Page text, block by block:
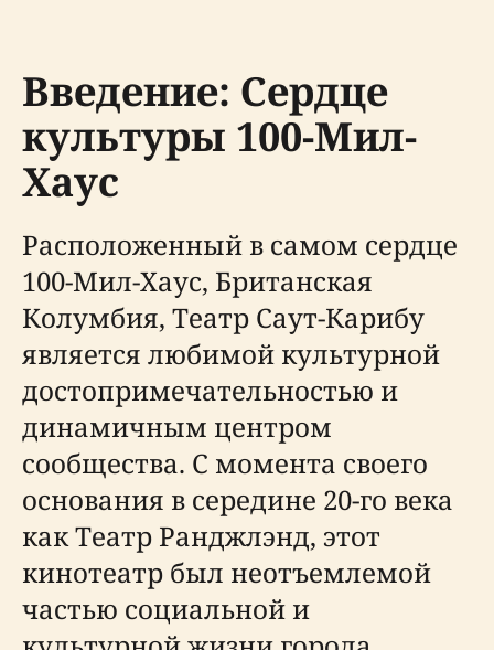
Введение: Сердце
культуры 100-Мил-
Хаус
Расположенный в самом сердце
100-Мил-Хаус, Британская
Колумбия, Театр Саут-Карибу
является любимой культурной
достопримечательностью и
динамичным центром
сообщества. С момента своего
основания в середине 20-го века
как Театр Ранджлэнд, этот
кинотеатр был неотъемлемой
частью социальной и